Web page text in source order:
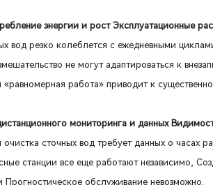
энергии и рост Эксплуатационные
вод резко колеблется с ежедневными
не могут адаптироваться к
«равномерная работа» приводит к
мониторинга и данных
сточных вод требует данных о часах
станции все еще работают независимо,
Прогностическое обслуживание невозможно.